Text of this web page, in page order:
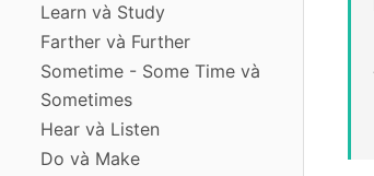
Learn và Study
Farther và Further
Sometime - Some Time và
Sometimes
Hear và Listen
Do và Make